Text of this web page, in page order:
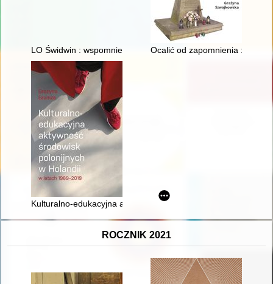
LO Świdwin : wspomnienia absolwentów : rocznik 1975
Ocalić od zapomnienia :
Kulturalno-edukacyjna aktywność środowisk polonijnych w
ROCZNIK 2021